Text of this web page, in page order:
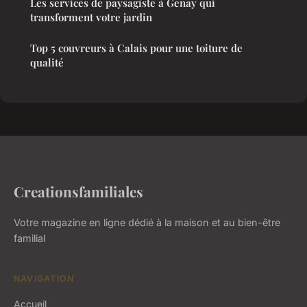
Les services de paysagiste à Genay qui
transforment votre jardin
Top 5 couvreurs à Calais pour une toiture de
qualité
Creationsfamiliales
Votre magazine en ligne dédié à la maison et au bien-être
familial
NAVIGATION
Accueil